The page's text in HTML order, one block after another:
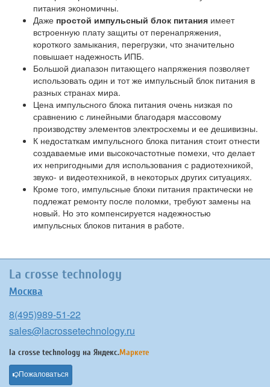
питания экономичны.
Даже простой импульсный блок питания имеет
встроенную плату защиты от перенапряжения,
короткого замыкания, перегрузки, что значительно
повышает надежность ИПБ.
Большой диапазон питающего напряжения позволяет
использовать один и тот же импульсный блок питания в
разных странах мира.
Цена импульсного блока питания очень низкая по
сравнению с линейными благодаря массовому
производству элементов электросхемы и ее дешивизны.
К недостаткам импульсного блока питания стоит отнести
создаваемые ими высокочастотные помехи, что делает
их непригодными для использования с радиотехникой,
звуко- и видеотехникой, в некоторых других ситуациях.
Кроме того, импульсные блоки питания практически не
подлежат ремонту после поломки, требуют замены на
новый. Но это компенсируется надежностью
импульсных блоков питания в работе.
La crosse technology
Москва
8(495)989-51-22
sales@lacrossetechnology.ru
la crosse technology на Яндекс.Маркете
Пожаловаться